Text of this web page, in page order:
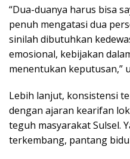
“Dua-duanya harus bisa
penuh mengatasi dua
sinilah dibutuhkan
emosional, kebijakan
menentukan keputusan,”
Lebih lanjut, konsistensi
dengan ajaran kearifan
teguh masyarakat Sulsel.
terkembang, pantang